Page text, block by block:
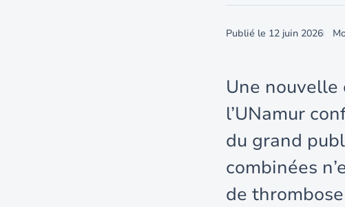
Publié le 12 juin 2026
Une nouvelle
l’UNamur
du grand
combinées
de